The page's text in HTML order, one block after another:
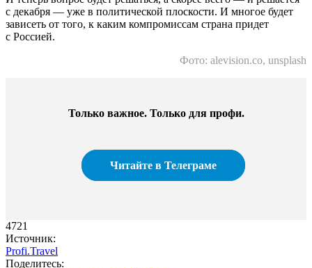
с декабря — уже в политической плоскости. И многое будет
зависеть от того, к каким компромиссам страна придет
с Россией.
Фото: alevision.co, unsplash
Только важное. Только для профи.​
Читайте в Телеграме
4721
Источник:
Profi.Travel
Поделитесь: